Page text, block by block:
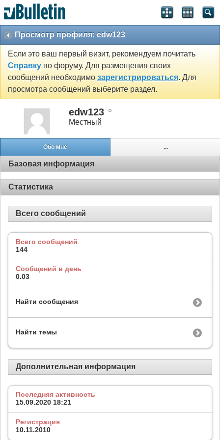
Просмотр профиля: edw123
Если это ваш первый визит, рекомендуем почитать
Справку по форуму. Для размещения своих
сообщений необходимо зарегистрироваться. Для
просмотра сообщений выберите раздел.
edw123
Местный
Обо мне ...
Базовая информация
Статистика
Всего сообщений
Всего сообщений
144
Сообщений в день
0.03
Найти сообщения
Найти темы
Дополнительная информация
Последняя активность
15.09.2020 18:21
Регистрация
10.11.2010